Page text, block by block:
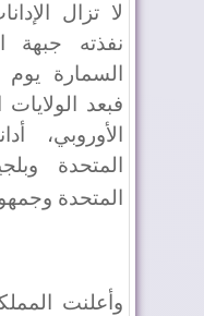
لا تزال
نفذته جبهة
فبعد
الأوروبي،
المتحدة
المتحدة
وأعلنت